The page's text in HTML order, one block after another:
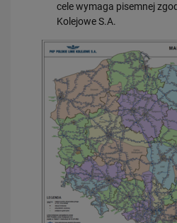
cele wymaga pisemnej
Kolejowe S.A.